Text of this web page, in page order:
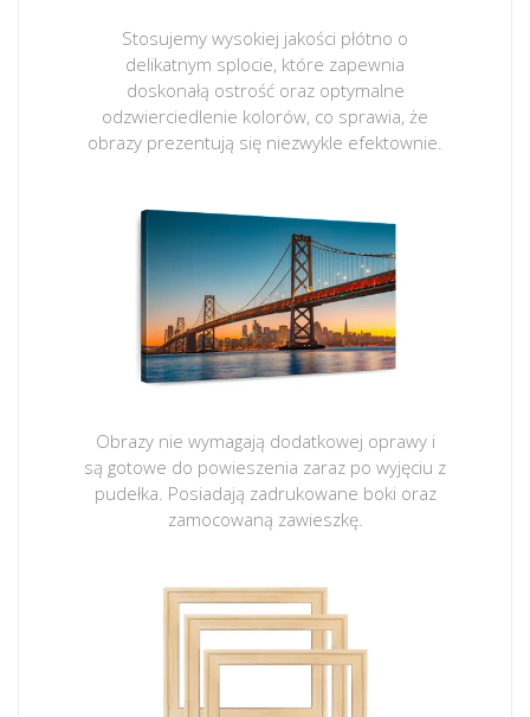
Stosujemy wysokiej jakości płótno o
delikatnym splocie, które zapewnia
doskonałą ostrość oraz optymalne
odzwierciedlenie kolorów, co sprawia, że
obrazy prezentują się niezwykle efektownie.
Obrazy nie wymagają dodatkowej oprawy i
są gotowe do powieszenia zaraz po wyjęciu z
pudełka. Posiadają zadrukowane boki oraz
zamocowaną zawieszkę.